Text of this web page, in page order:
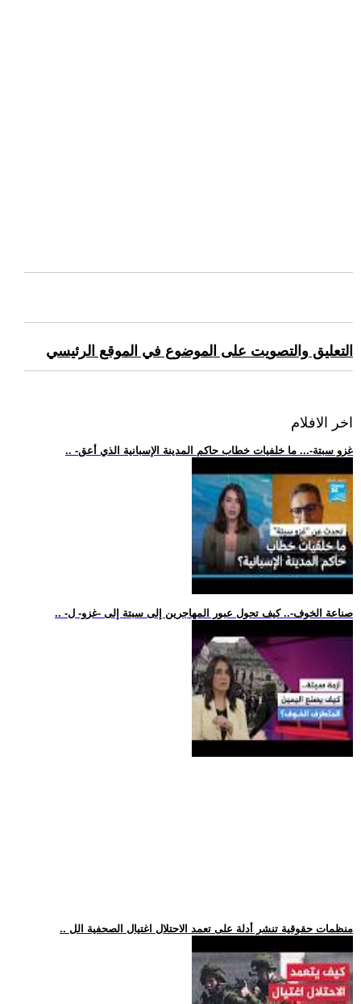
التعليق والتصويت على الموضوع في الموقع الرئيسي
اخر الافلام
.. -غزو سبتة-... ما خلفيات خطاب حاكم المدينة الإسبانية الذي أعق
.. -صناعة الخوف-.. كيف تحول عبور المهاجرين إلى سبتة إلى -غزو- ل
.. منظمات حقوقية تنشر أدلة على تعمد الاحتلال اغتيال الصحفية الل